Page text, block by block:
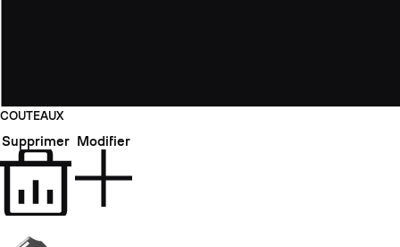
COUTEAUX
Supprimer Modifier